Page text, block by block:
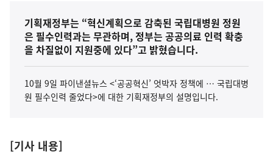
기획재정부는 “혁신계획으로 감축된 국립대병원 정원
은 필수인력과는 무관하며, 정부는 공공의료 인력 확충
을 차질없이 지원중에 있다”고 밝혔습니다.
10월 9일 파이낸셜뉴스 <‘공공혁신’ 엇박자 정책에 … 국립대병
원 필수인력 줄었다>에 대한 기획재정부의 설명입니다.
[기사 내용]